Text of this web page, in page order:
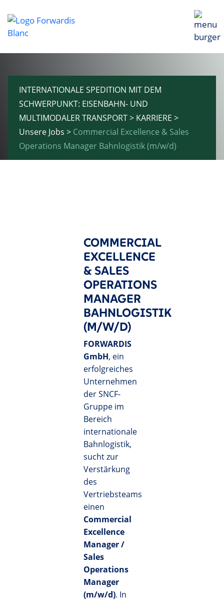
INTERNATIONALE SPEDITION MIT DEM
SCHWERPUNKT: EISENBAHN- UND
MULTIMODALER TRANSPORT> KARRIERE >
Unsere Jobs > Commercial Excellence & Sales
Operations Manager Bahnlogistik (m/w/d)
COMMERCIAL
EXCELLENCE
& SALES
OPERATIONS
MANAGER
BAHNLOGISTIK
(M/W/D)
FORWARDIS
GmbH, ein
erfolgreiches
Unternehmen
der SNCF-
Gruppe im
Bereich
internationale
Bahnlogistik,
sucht zur
Verstärkung
des
Vertriebsteams
einen
Commercial
Excellence
Manager /
Sales
Operations
Manager
(m/w/d). In